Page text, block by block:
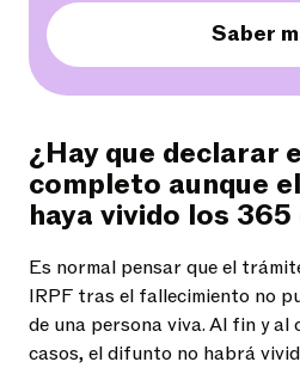
Saber
¿Hay que declarar
completo aunque
haya vivido los 365
Es normal pensar que el
IRPF tras el fallecimiento no
de una persona viva. Al fin y al
casos, el difunto no habrá